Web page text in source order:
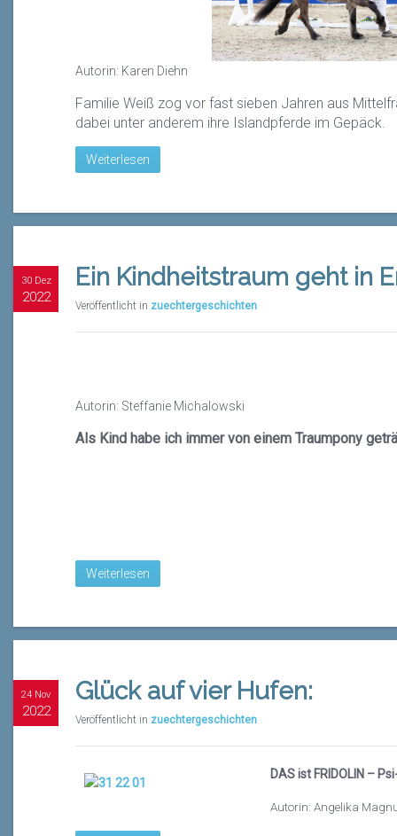
Autorin: Karen Diehn
Familie Weiß zog vor fast sieben Jahren aus
dabei unter anderem ihre Islandpferde im Gepäck.
Weiterlesen
30 Dez
2022
Ein Kindheitstraum geht in
Veröffentlicht in zuechtergeschichten
Autorin: Steffanie Michalowski
Als Kind habe ich immer von einem Traumpony
Weiterlesen
24 Nov
2022
Glück auf vier Hufen:
Veröffentlicht in zuechtergeschichten
DAS ist FRIDOLIN –
Autorin: Angelika